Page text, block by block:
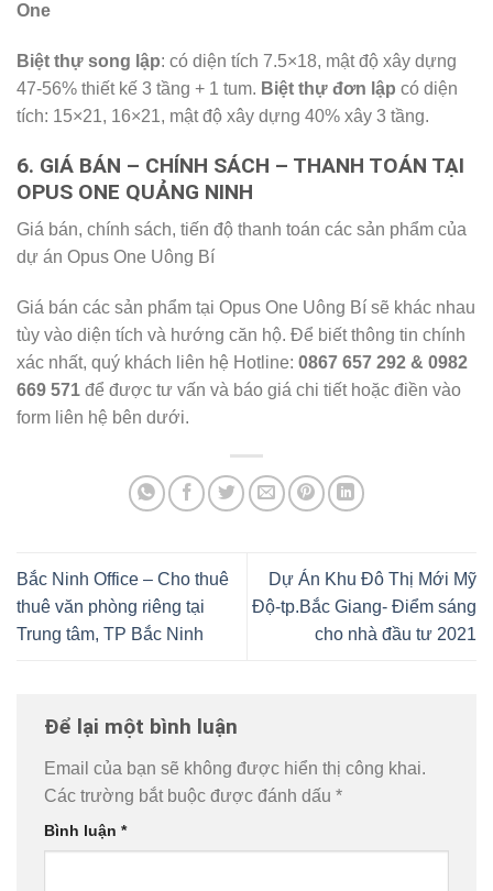
One
Biệt thự song lập: có diện tích 7.5×18, mật độ xây dựng
47-56% thiết kế 3 tầng + 1 tum. Biệt thự đơn lập có diện
tích: 15×21, 16×21, mật độ xây dựng 40% xây 3 tầng.
6. GIÁ BÁN – CHÍNH SÁCH – THANH TOÁN TẠI
OPUS ONE QUẢNG NINH
Giá bán, chính sách, tiến độ thanh toán các sản phẩm của
dự án Opus One Uông Bí
Giá bán các sản phẩm tại Opus One Uông Bí sẽ khác nhau
tùy vào diện tích và hướng căn hộ. Để biết thông tin chính
xác nhất, quý khách liên hệ Hotline: 0867 657 292 & 0982
669 571 để được tư vấn và báo giá chi tiết hoặc điền vào
form liên hệ bên dưới.
Bắc Ninh Office – Cho thuê
thuê văn phòng riêng tại
Trung tâm, TP Bắc Ninh
Dự Án Khu Đô Thị Mới Mỹ
Độ-tp.Bắc Giang- Điểm sáng
cho nhà đầu tư 2021
Để lại một bình luận
Email của bạn sẽ không được hiển thị công khai.
Các trường bắt buộc được đánh dấu *
Bình luận *